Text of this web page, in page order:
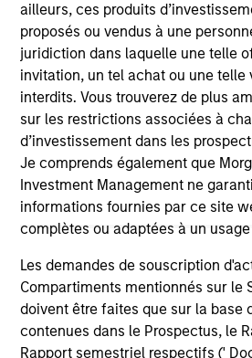
ailleurs, ces produits
proposés ou vendus à une
juridiction dans laquelle une telle
invitation, un tel achat ou une telle
interdits. Vous trouverez de plus
sur les restrictions associées à
d’investissement dans les
Je comprends également que
Investment Management ne
informations fournies par ce site
complètes ou adaptées à un
Les demandes de souscription
Compartiments mentionnés sur le
doivent être faites que sur la base
contenues dans le Prospectus, le
Rapport semestriel respectifs ('
As of July 25, 2025. The above is
and educational purposes only.
the investment mentioned resulted
(for realized holdings), or will
current holdings). The trademarks
are the property of their respective
on this website has not been
otherwise approved by such
links shown here, you agree that you
third party site. We are providing
only as a convenience and the
not and does not imply any
investigation, verification or
shall we be responsible for the
the site or your use of such site.